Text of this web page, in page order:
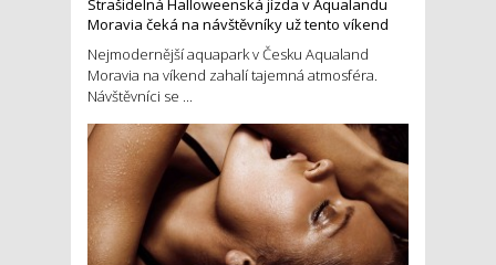
Strašidelná Halloweenská jízda v Aqualandu
Moravia čeká na návštěvníky už tento víkend
Nejmodernější aquapark v Česku Aqualand
Moravia na víkend zahalí tajemná atmosféra.
Návštěvníci se ...